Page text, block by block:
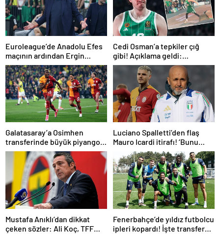
Euroleague’de Anadolu Efes
maçının ardından Ergin
Ataman’dan itiraf!
Cedi Osman’a tepkiler çığ
gibi! Açıklama geldi:
İstanbul’da yuhalandım,
burada alkışlandım
Galatasaray’a Osimhen
transferinde büyük piyango!
Çılgın bonservis hazır, takas
Luciano Spalletti’den flaş
Mauro Icardi itirafı! ‘Bunu
tolere edemezdim’
Mustafa Anıklı’dan dikkat
çeken sözler: Ali Koç, TFF
Fenerbahçe’de yıldız futbolcu
ipleri kopardı! İşte transfer